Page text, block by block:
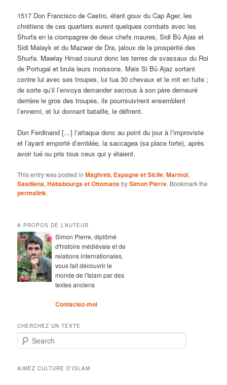
1517 Don Francisco de Castro, étant gouv du Cap Ager, les
chrétiens de ces quartiers eurent quelques combats avec les
Shurfa en la ciompagnie de deux chefs maures, Sidi Bû Ajas et
Sidi Malayk et du Mazwar de Dra, jaloux de la prospérité des
Shurfa. Mawlay Hmad courut donc les terres de svassaux du Roi
de Portugal et brula leurs moissons. Mais Si Bû Ajaz sortant
contre lui avec ses troupes, lui tua 30 chevaux et le mit en fuite ;
de sorte qu’il l’envoya demander secrous à son père demeuré
derrière le gros des troupes, ils pourrsuivirent ensemblent
l’ennemi, et lui donnant bataille, le défirent.
Don Ferdinand […] l’attaqua donc au point du jour à l’improviste
et l’ayant emporté d’emblée, la saccagea (sa place forte), après
avoir tué ou pris tous ceux qui y étaient.
This entry was posted inMaghreb, Espagne et Sicile,Marmol,
Saadiens, Habsbourgs et OttomansbySimon Pierre. Bookmark the
permalink.
A PROPOS DE L’AUTEUR
Simon Pierre, diplômé
d'histoire médiévale et de
relations internationales,
vous fait découvrir le
monde de l'Islam par des
textes anciens
Contactez-moi
CHERCHEZ UN TEXTE
Search
AIMEZ CULTURE D’ISLAM